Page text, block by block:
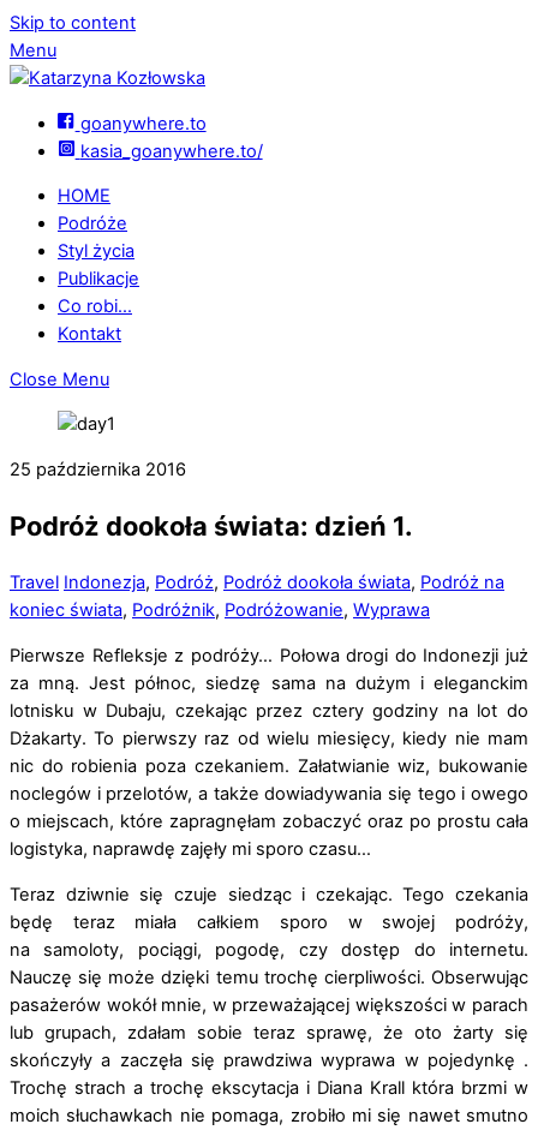
Skip to content
Menu
goanywhere.to
kasia_goanywhere.to/
HOME
Podróże
Styl życia
Publikacje
Co robi…
Kontakt
Close Menu
25 października 2016
Podróż dookoła świata: dzień 1.
Travel Indonezja, Podróż, Podróż dookoła świata, Podróż na
koniec świata, Podróżnik, Podróżowanie, Wyprawa
Pierwsze Refleksje z podróży… Połowa drogi do Indonezji już
za mną. Jest północ, siedzę sama na dużym i eleganckim
lotnisku w Dubaju, czekając przez cztery godziny na lot do
Dżakarty. To pierwszy raz od wielu miesięcy, kiedy nie mam
nic do robienia poza czekaniem. Załatwianie wiz, bukowanie
noclegów i przelotów, a także dowiadywania się tego i owego
o miejscach, które zapragnęłam zobaczyć oraz po prostu cała
logistyka, naprawdę zajęły mi sporo czasu…
Teraz dziwnie się czuje siedząc i czekając. Tego czekania
będę teraz miała całkiem sporo w swojej podróży,
na samoloty, pociągi, pogodę, czy dostęp do internetu.
Nauczę się może dzięki temu trochę cierpliwości. Obserwując
pasażerów wokół mnie, w przeważającej większości w parach
lub grupach, zdałam sobie teraz sprawę, że oto żarty się
skończyły a zaczęła się prawdziwa wyprawa w pojedynkę .
Trochę strach a trochę ekscytacja i Diana Krall która brzmi w
moich słuchawkach nie pomaga, zrobiło mi się nawet smutno